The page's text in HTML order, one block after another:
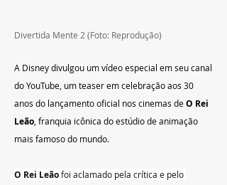
Divertida Mente 2 (Foto: Reprodução)
A Disney divulgou um vídeo especial em seu canal
do YouTube, um teaser em celebração aos 30
anos do lançamento oficial nos cinemas de O Rei
Leão , franquia icônica do estúdio de animação
mais famoso do mundo.
O Rei Leão foi aclamado pela crítica e pelo